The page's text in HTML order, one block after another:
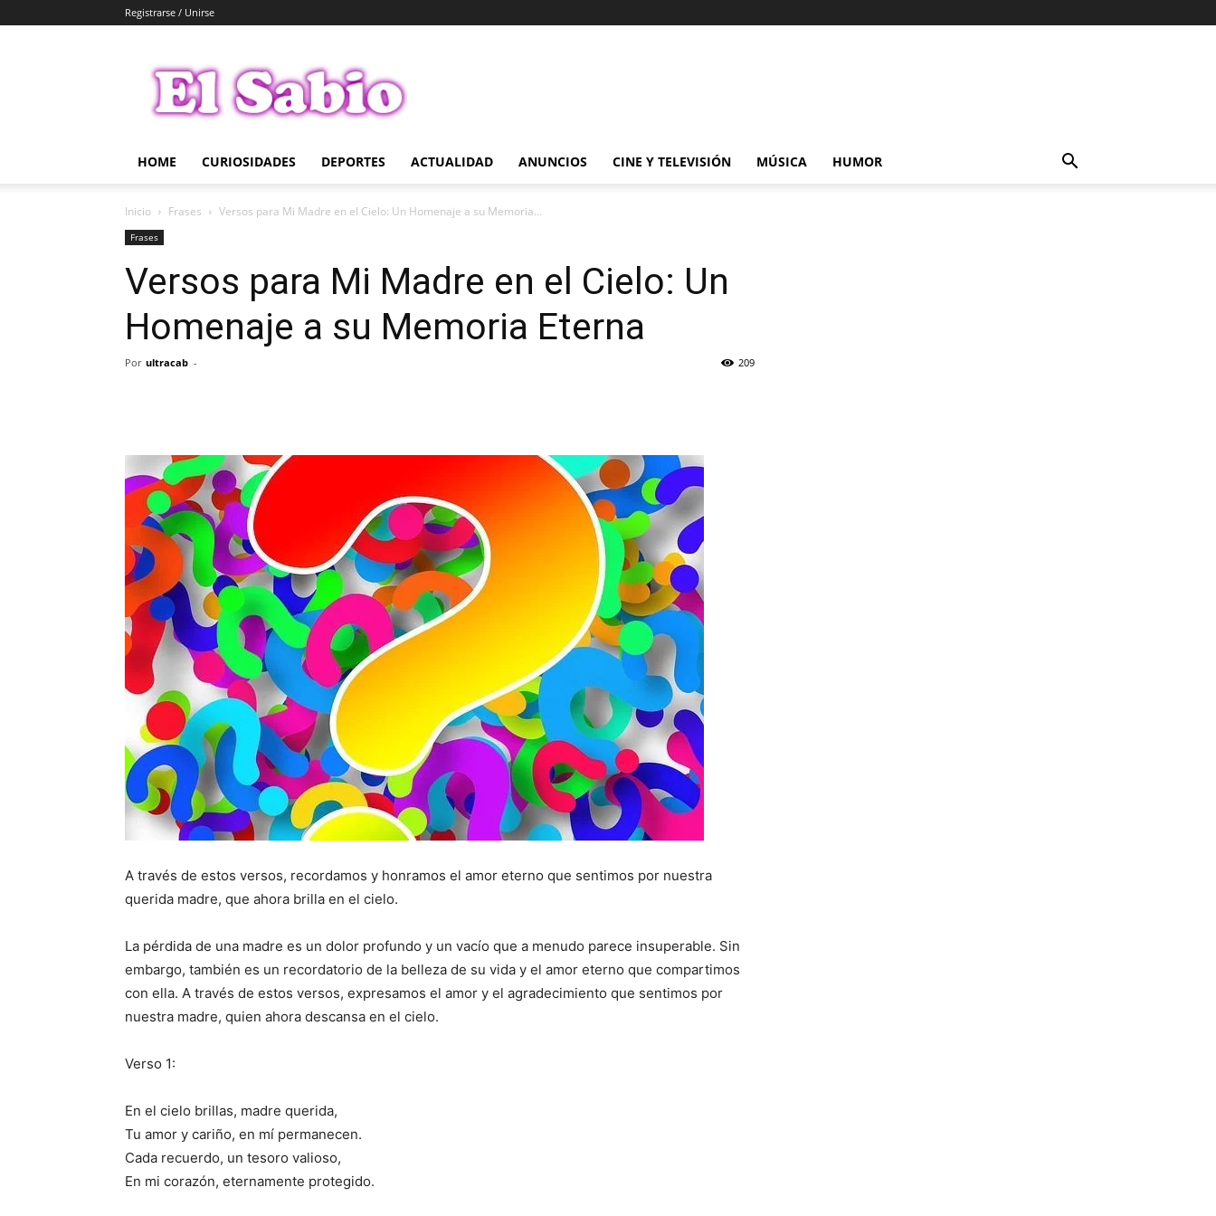
Registrarse / Unirse
Sabio
HOME CURIOSIDADES DEPORTES ACTUALIDAD ANUNCIOS CINE Y TELEVISIÓN MÚSICA HUMOR
Inicio Frases Versos para Mi Madre en el Cielo: Un Homenaje a su Memoria...
Frases
Versos para Mi Madre en el Cielo: Un
Homenaje a su Memoria Eterna
Por ultracab - 209
A través de estos versos, recordamos y honramos el amor eterno que sentimos por nuestra
querida madre, que ahora brilla en el cielo.
La pérdida de una madre es un dolor profundo y un vacío que a menudo parece insuperable. Sin
embargo, también es un recordatorio de la belleza de su vida y el amor eterno que compartimos
con ella. A través de estos versos, expresamos el amor y el agradecimiento que sentimos por
nuestra madre, quien ahora descansa en el cielo.
Verso 1:
En el cielo brillas, madre querida,
Tu amor y cariño, en mí permanecen.
Cada recuerdo, un tesoro valioso,
En mi corazón, eternamente protegido.